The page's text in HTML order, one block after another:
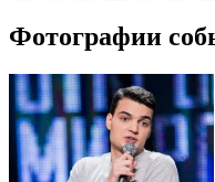
Фотографии